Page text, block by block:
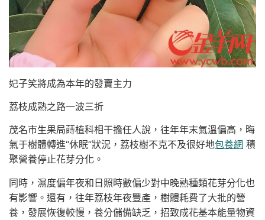
妃子笑將成為本年的發賣主力
荔枝成熟之路一波三折
茂名市生果局蒔植科相干擔任人說，往年年末氣溫偏高，晦
氣于樹體轉進“休眠”狀況，荔枝樹不克不及很好地包養網 積
聚營養停止花芽分化。
同時，濕度偏年夜和日照時數偏少對中晚熟種類花芽分化也
有影響。還有，往年荔枝年夜豐產，樹體耗費了大批的營
養，發展恢復較慢，養分儲備缺乏，招致成花基本能量物資